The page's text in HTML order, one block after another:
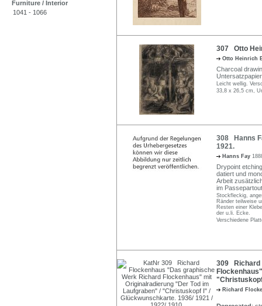
Furniture / Interior
1041 - 1066
307 Otto
Otto Heinrich
Charcoal
Leicht wellig.
33,8 x 26,5 cm,
308 Hanns
1921.
Hanns Fay
Drypoint
datiert und
Arbeit
im
Stockfleckig,
Ränder teilweise
Resten einer
der u.li. Ecke.
Verschiedene
309 Richard
Richard